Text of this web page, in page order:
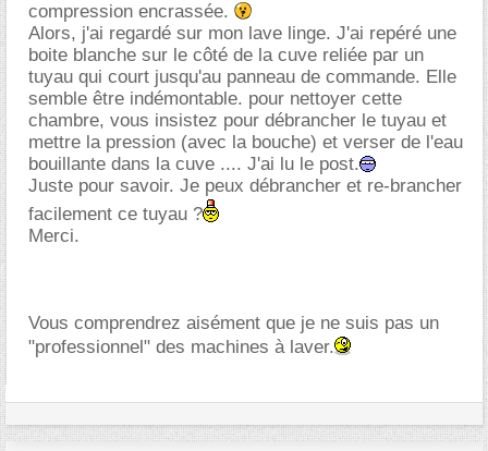
compression encrassée.
Alors, j'ai regardé sur mon lave linge. J'ai repéré une
boite blanche sur le côté de la cuve reliée par un
tuyau qui court jusqu'au panneau de commande. Elle
semble être indémontable. pour nettoyer cette
chambre, vous insistez pour débrancher le tuyau et
mettre la pression (avec la bouche) et verser de l'eau
bouillante dans la cuve .... J'ai lu le post.
Juste pour savoir. Je peux débrancher et re-brancher
facilement ce tuyau ?
Merci.
Vous comprendrez aisément que je ne suis pas un
"professionnel" des machines à laver.